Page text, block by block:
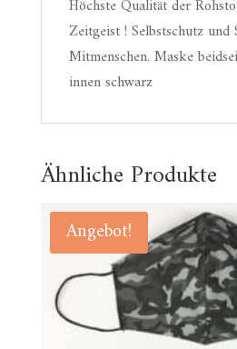
Höchste Qualität der
Zeitgeist ! Selbstschutz und
Mitmenschen. Maske
innen schwarz
Ähnliche Produkte
Angebot!